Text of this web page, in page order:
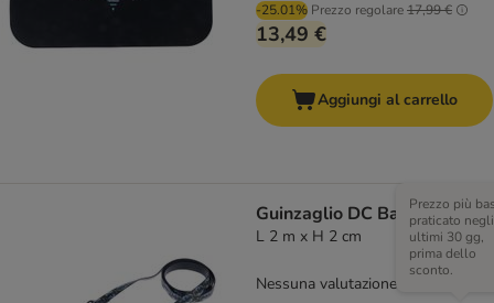
-25.01% Prezzo regolare17,99 €
13,49 €
Aggiungi al carrello
Guinzaglio DC Batman
L 2 m x H 2 cm
Prezzo più
praticato negli
ultimi 30 gg,
prima dello
sconto.
Nessuna valutazione